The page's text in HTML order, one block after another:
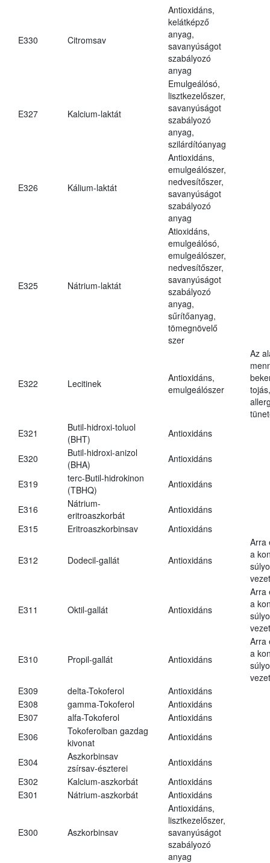
E330 Citromsav
Antioxidáns,
kelátképző
anyag,
savanyúságot
szabályozó
anyag
E327 Kalcium-laktát
Emulgeálósó,
lisztkezelőszer,
savanyúságot
szabályozó
anyag,
szilárdítóanyag
E326 Kálium-laktát
Antioxidáns,
emulgeálószer,
nedvesítőszer,
savanyúságot
szabályozó
anyag
E325 Nátrium-laktát
Atioxidáns,
emulgeálósó,
emulgeálószer,
nedvesítőszer,
savanyúságot
szabályozó
anyag,
sűrítőanyag,
tömegnövelő
szer
E322 Lecitinek
Antioxidáns,
emulgeálószer
Az
E321
Butil-hidroxi-toluol
(BHT)
Antioxidáns
E320
Butil-hidroxi-anizol
(BHA)
Antioxidáns
E319
terc-Butil-hidrokinon
(TBHQ)
Antioxidáns
E316
Nátrium-
eritroaszkorbát
Antioxidáns
E315
Eritroaszkorbinsav Antioxidáns
E312 Dodecil-gallát Antioxidáns
Arra
a
E311 Oktil-gallát Antioxidáns
Arra
a
E310 Propil-gallát Antioxidáns
Arra
a
E309
delta-Tokoferol
Antioxidáns
E308
gamma-Tokoferol
Antioxidáns
E307
alfa-Tokoferol
Antioxidáns
E306
Tokoferolban gazdag
kivonat
Antioxidáns
E304
Aszkorbinsav
zsírsav-észterei
Antioxidáns
E302
Kalcium-aszkorbát
Antioxidáns
E301
Nátrium-aszkorbát Antioxidáns
E300 Aszkorbinsav
Antioxidáns,
lisztkezelőszer,
savanyúságot
szabályozó
anyag